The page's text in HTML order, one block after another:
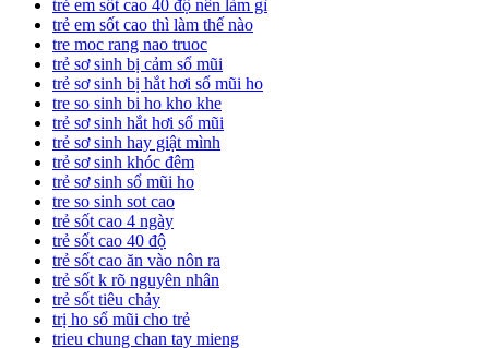
trẻ em sốt cao 40 độ nên làm gì
trẻ em sốt cao thì làm thế nào
tre moc rang nao truoc
trẻ sơ sinh bị cảm sổ mũi
trẻ sơ sinh bị hắt hơi sổ mũi ho
tre so sinh bi ho kho khe
trẻ sơ sinh hắt hơi sổ mũi
trẻ sơ sinh hay giật mình
trẻ sơ sinh khóc đêm
trẻ sơ sinh sổ mũi ho
tre so sinh sot cao
trẻ sốt cao 4 ngày
trẻ sốt cao 40 độ
trẻ sốt cao ăn vào nôn ra
trẻ sốt k rõ nguyên nhân
trẻ sốt tiêu chảy
trị ho sổ mũi cho trẻ
trieu chung chan tay mieng